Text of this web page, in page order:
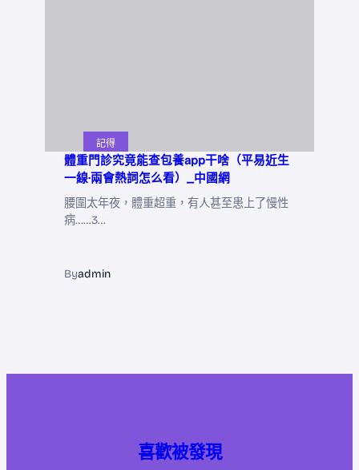
記得
體重門診究竟能查包養app干啥（平易近生
一線·兩會熱詞怎么看）_中國網
腰圍太年夜，體重超重，有人甚至患上了慢性
病……3…
Byadmin
喜歡被發現